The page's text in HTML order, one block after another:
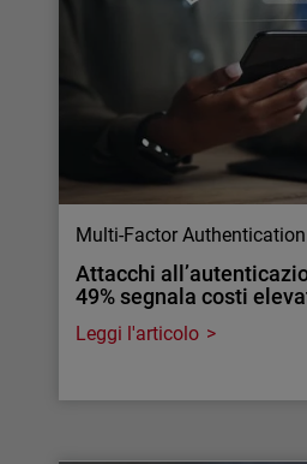
Multi-Factor Authentication
Attacchi
49% segnala costi
Leggi l'articolo